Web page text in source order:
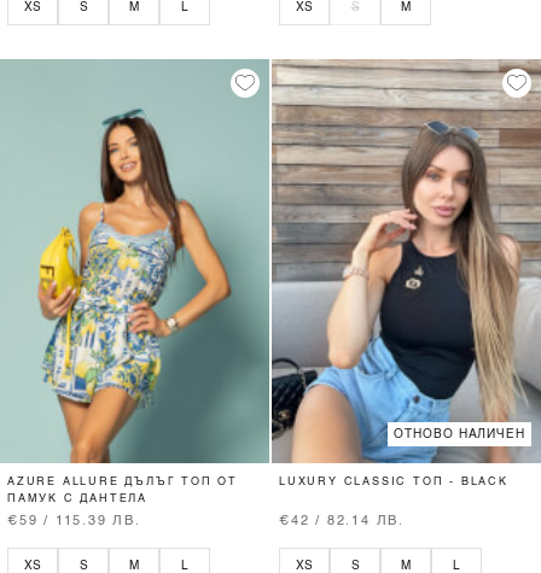
XS S M L XS S M
AZURE ALLURE ДЪЛЪГ ТОП ОТ
ПАМУК С ДАНТЕЛА
€59 / 115.39 ЛВ.
XS S M
ОТНОВО НАЛИЧЕН
LUXURY CLASSIC ТОП - BLACK
€42 / 82.14 ЛВ.
XS S M